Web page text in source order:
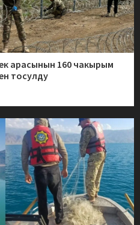
арасынын 160 чакырым
тосулду